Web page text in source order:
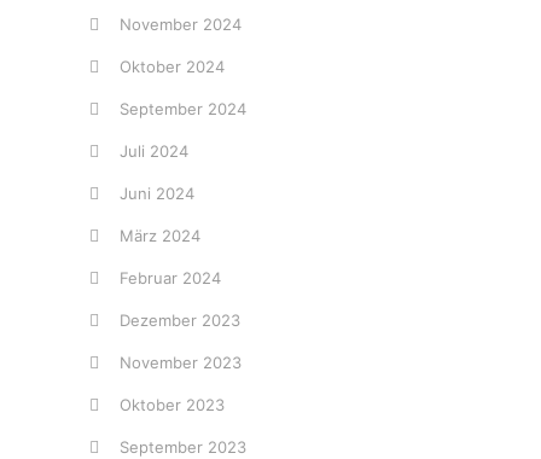
November 2024
Oktober 2024
September 2024
Juli 2024
Juni 2024
März 2024
Februar 2024
Dezember 2023
November 2023
Oktober 2023
September 2023